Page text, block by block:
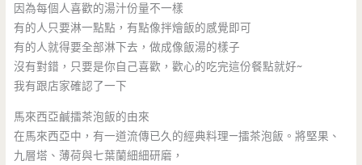
因為每個人喜歡的湯汁份量不一樣
有的人只要淋一點點，有點像拌燴飯的感覺即可
有的人就得要全部淋下去，做成像飯湯的樣子
沒有對錯，只要是你自己喜歡，歡心的吃完這份餐點就好~
我有跟店家確認了一下
馬來西亞鹹擂茶泡飯的由來
在馬來西亞中，有一道流傳已久的經典料理—擂茶泡飯。將堅果、
九層塔、薄荷與七葉蘭細細研磨，